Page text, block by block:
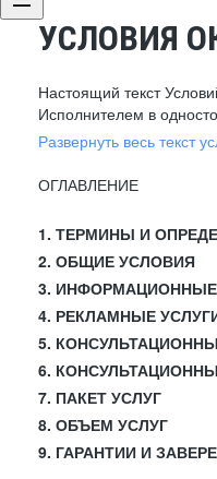
УСЛОВИЯ
Настоящий текст
Исполнителем в
Развернуть весь текст
ОГЛАВЛЕНИЕ
1. ТЕРМИНЫ И
2. ОБЩИЕ УСЛОВИЯ
3. ИНФОРМАЦИОННЫЕ
4. РЕКЛАМНЫЕ
5.
6.
7. ПАКЕТ УСЛУГ
8. ОБЪЕМ УСЛУГ
9. ГАРАНТИИ И